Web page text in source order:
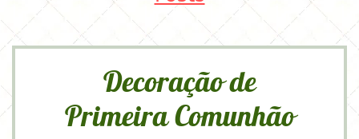
Decoração de
Primeira Comunhão